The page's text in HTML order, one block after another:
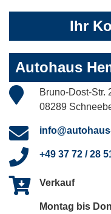
Ihr
Autohaus
Bruno-Dost-Str.
08289
+49 37 72 / 28
Verkauf
Montag bis